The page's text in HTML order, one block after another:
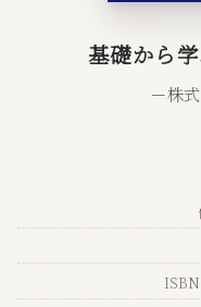
基礎から
－株